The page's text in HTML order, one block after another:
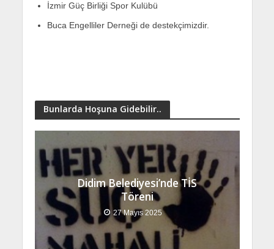
İzmir Güç Birliği Spor Kulübü
Buca Engelliler Derneği de destekçimizdir.
Bunlarda Hoşuna Gidebilir..
Didim Belediyesi’nde TİS
Töreni
27 Mayıs 2025